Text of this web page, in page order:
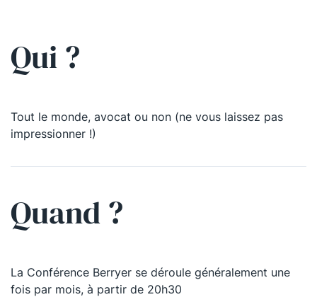
Qui ?
Tout le monde, avocat ou non (ne vous laissez pas
impressionner !)
Quand ?
La Conférence Berryer se déroule généralement une
fois par mois, à partir de 20h30
Tout le monde.
La Conférence Berryer se déroule généralement une